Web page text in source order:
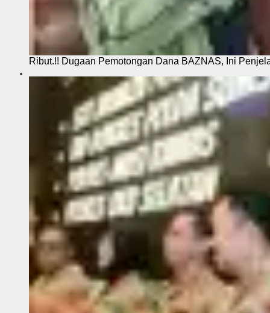
Ribut.!! Dugaan Pemotongan Dana BAZNAS, Ini